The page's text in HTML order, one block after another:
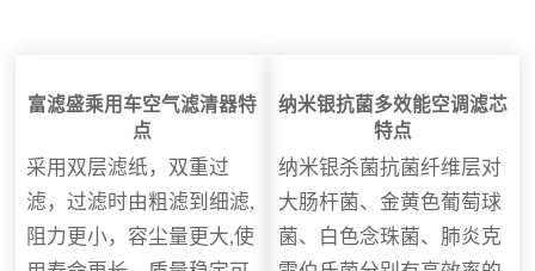
富滤盛乘用车空气滤清器特
点
采用双层滤纸，双重过
滤，过滤时由粗滤到细滤,
阻力更小，容尘量更大,使
纳米银抗菌多效能空调滤芯
特点
纳米银杀菌抗菌纤维层对
大肠杆菌、金黄色葡萄球
菌、白色念珠菌、肺炎克